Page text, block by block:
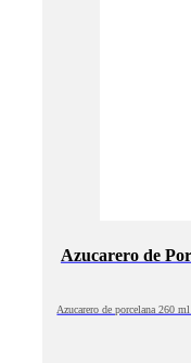
Azucarero de
Azucarero de porcelana 260